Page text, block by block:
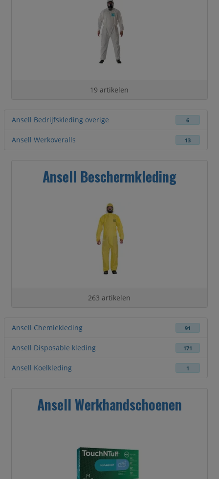
19 artikelen
Ansell Bedrijfskleding overige 6
Ansell Werkoveralls 13
Ansell Beschermkleding
263 artikelen
Ansell Chemiekleding 91
Ansell Disposable kleding 171
Ansell Koelkleding 1
Ansell Werkhandschoenen